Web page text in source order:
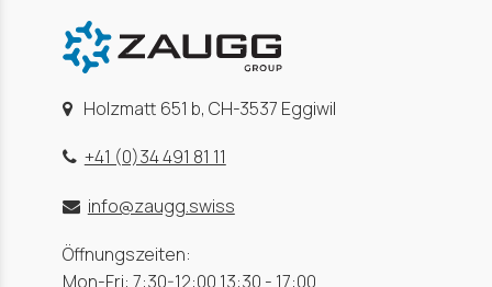
Holzmatt 651 b, CH-3537 Eggiwil
+41 (0)34 491 81 11
info@zaugg.swiss
Öffnungszeiten:
Mon-Fri: 7:30-12:00 13:30 - 17:00